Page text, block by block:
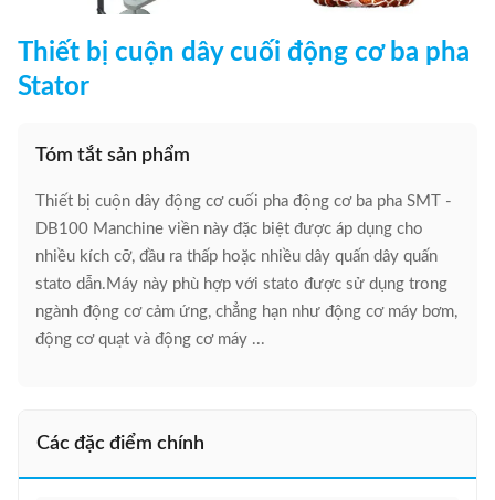
Thiết bị cuộn dây cuối động cơ ba pha
Stator
Tóm tắt sản phẩm
Thiết bị cuộn dây động cơ cuối pha động cơ ba pha SMT -
DB100 Manchine viền này đặc biệt được áp dụng cho
nhiều kích cỡ, đầu ra thấp hoặc nhiều dây quấn dây quấn
stato dẫn.Máy này phù hợp với stato được sử dụng trong
ngành động cơ cảm ứng, chẳng hạn như động cơ máy bơm,
động cơ quạt và động cơ máy ...
Các đặc điểm chính